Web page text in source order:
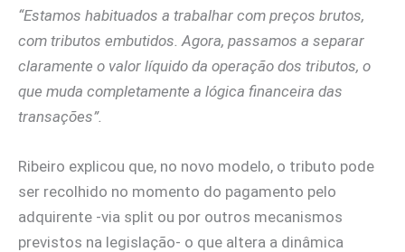
“Estamos habituados a trabalhar com preços brutos,
com tributos embutidos. Agora, passamos a separar
claramente o valor líquido da operação dos tributos, o
que muda completamente a lógica financeira das
transações”.
Ribeiro explicou que, no novo modelo, o tributo pode
ser recolhido no momento do pagamento pelo
adquirente -via split ou por outros mecanismos
previstos na legislação- o que altera a dinâmica